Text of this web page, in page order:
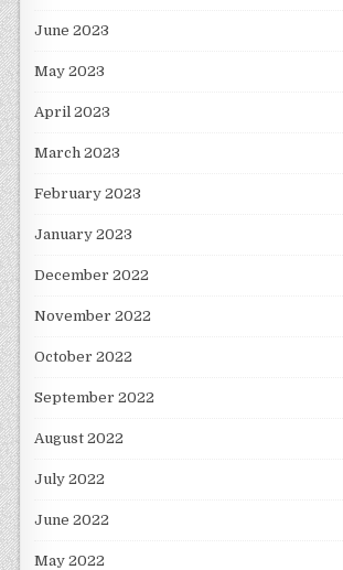
June 2023
May 2023
April 2023
March 2023
February 2023
January 2023
December 2022
November 2022
October 2022
September 2022
August 2022
July 2022
June 2022
May 2022